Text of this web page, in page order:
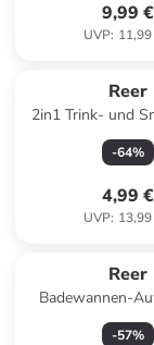
9,99 €
UVP:
Reer
2in1 Trink- und
rosa in Rosa ab
-64%
4,99 €
UVP:
Reer
Badewannen-
Mehrfarbig ab
-57%